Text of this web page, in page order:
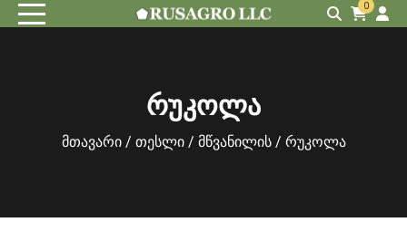
0
რუკოლა
მთავარი/ თესლი/ მწვანილის/ რუკოლა